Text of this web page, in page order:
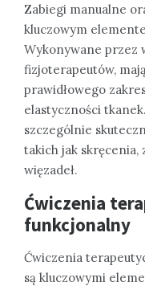
Zabiegi manualne
kluczowym
Wykonywane przez
fizjoterapeutów,
prawidłowego
elastyczności
szczególnie
takich jak skręcenia,
więzadeł.
Ćwiczenia
funkcjonalny
Ćwiczenia
są kluczowymi